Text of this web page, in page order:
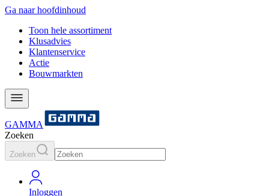
Ga naar hoofdinhoud
Toon hele assortiment
Klusadvies
Klantenservice
Actie
Bouwmarkten
GAMMA
Zoeken
Zoeken
Inloggen